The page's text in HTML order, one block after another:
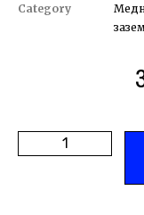
Category